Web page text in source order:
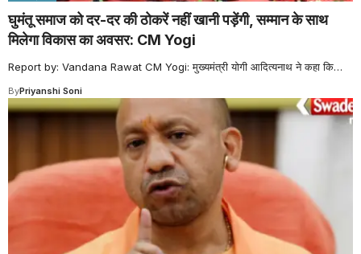
घुमंतू समाज को दर-दर की ठोकरें नहीं खानी पड़ेंगी, सम्मान के साथ
मिलेगा विकास का अवसर: CM Yogi
Report by: Vandana Rawat CM Yogi: मुख्यमंत्री योगी आदित्यनाथ ने कहा कि…
ByPriyanshi Soni